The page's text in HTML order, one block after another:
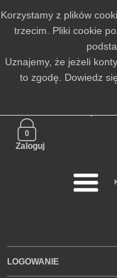
Nie
Zaloguj
LOGOWANIE
Korzystamy z plików
trzecim. Pliki cookie
Uznajemy, że jeżeli
to zgodę. Dowiedz